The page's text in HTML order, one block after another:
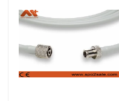
ईसीजी रोगी केबल
रोगी मॉनिटर केबल